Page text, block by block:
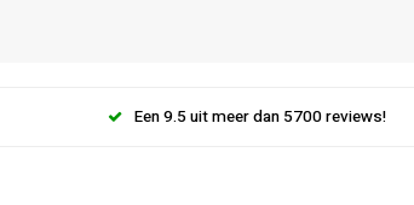
Een 9.5 uit meer dan 5700 reviews!